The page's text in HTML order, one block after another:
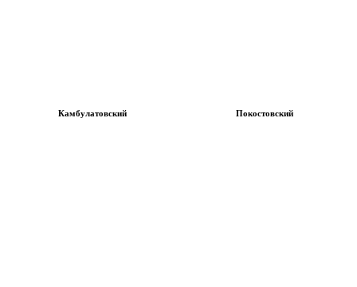
Камбулатовский Покостовский